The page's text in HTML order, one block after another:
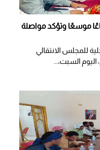
موسعًا وتؤكد مواصلة
للمجلس الانتقالي
السبت،...